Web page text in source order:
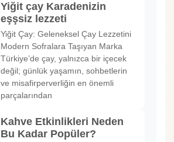
Yiğit çay Karadenizin
eşşsiz lezzeti
Yiğit Çay: Geleneksel Çay Lezzetini
Modern Sofralara Taşıyan Marka
Türkiye’de çay, yalnızca bir içecek
değil; günlük yaşamın, sohbetlerin
ve misafirperverliğin en önemli
parçalarından
Kahve Etkinlikleri Neden
Bu Kadar Popüler?